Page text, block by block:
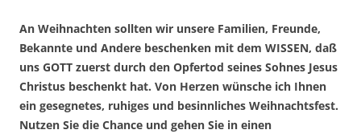
An Weihnachten sollten wir unsere Familien, Freunde,
Bekannte und Andere beschenken mit dem WISSEN, daß
uns GOTT zuerst durch den Opfertod seines Sohnes Jesus
Christus beschenkt hat. Von Herzen wünsche ich Ihnen
ein gesegnetes, ruhiges und besinnliches Weihnachtsfest.
Nutzen Sie die Chance und gehen Sie in einen